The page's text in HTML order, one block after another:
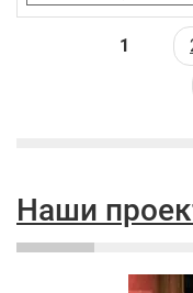
Страницы
1
Наши